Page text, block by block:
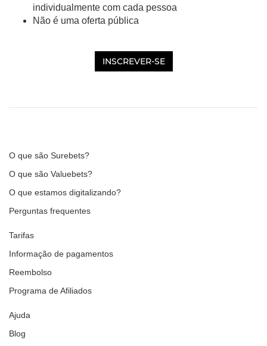
individualmente com cada pessoa
Não é uma oferta pública
INSCREVER-SE
O que são Surebets?
O que são Valuebets?
O que estamos digitalizando?
Perguntas frequentes
Tarifas
Informação de pagamentos
Reembolso
Programa de Afiliados
Ajuda
Blog